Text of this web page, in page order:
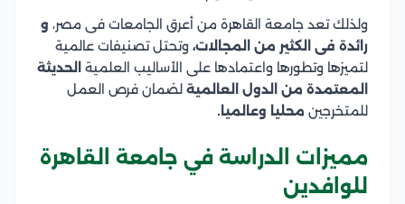
ولذلك تعد جامعة القاهرة من أعرق الجامعات فى مصر، و
رائدة فى الكثير من المجالات، وتحتل تصنيفات عالمية
لتميزها وتطورها واعتمادها على الأساليب العلمية الحديثة
المعتمدة من الدول العالمية لضمان فرص العمل
للمتخرجين محليا وعالميا.
مميزات الدراسة في جامعة القاهرة
للوافدين